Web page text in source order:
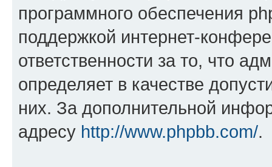
программного обеспечения
поддержкой интернет-
ответственности за то, что
определяет в качестве
них. За дополнительной
адресу http://www.phpbb.com/.